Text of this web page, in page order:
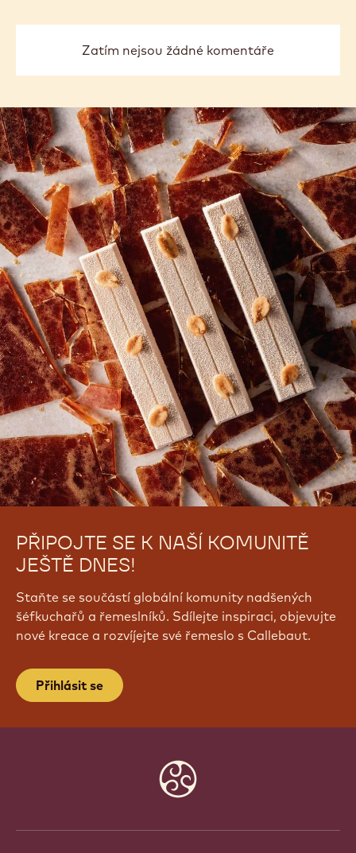
Zatím nejsou žádné komentáře
PŘIPOJTE SE K NAŠÍ KOMUNITĚ
JEŠTĚ DNES!
Staňte se součástí globální komunity nadšených
šéfkuchařů a řemeslníků. Sdílejte inspiraci, objevujte
nové kreace a rozvíjejte své řemeslo s Callebaut.
Přihlásit se